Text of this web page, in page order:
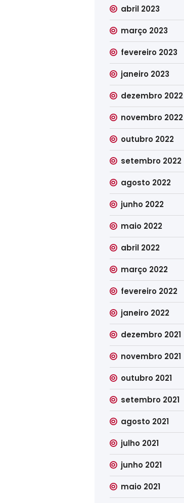
abril 2023
março 2023
fevereiro 2023
janeiro 2023
dezembro 2022
novembro 2022
outubro 2022
setembro 2022
agosto 2022
junho 2022
maio 2022
abril 2022
março 2022
fevereiro 2022
janeiro 2022
dezembro 2021
novembro 2021
outubro 2021
setembro 2021
agosto 2021
julho 2021
junho 2021
maio 2021